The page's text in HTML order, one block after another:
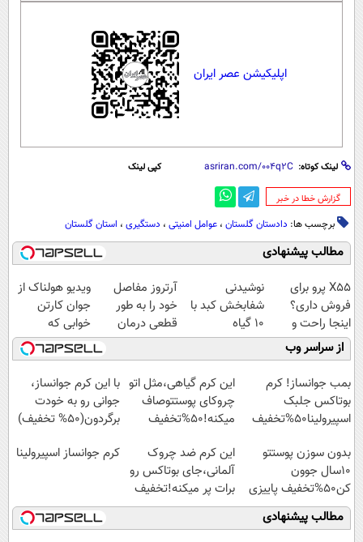
اپلیکیشن عصر ایران
لینک کوتاه: کپی لینک
‌گزارش خطا در خبر
برچسب ها: دادستان گلستان ، عوامل امنیتی ، دستگیری ، استان گلستان
مطالب پیشنهادی
X55 پرو برای
فروش داری؟
اینجا راحت و
سریع بفروشش
نوشیدنی
شفابخش کبد با
10 گیاه
موثر(تخفیف تا
امشب)
آرتروز مفاصل
خود را به طور
قطعی درمان
کنید!
◗پرسش‌نامه◖
ویدیو هولناک از
جوان کارتن
خوابی که
میلیاردر شد.
آموزش رایگان
از سراسر وب
بمب جوانساز! کرم
بوتاکس جلبک
اسپیرولینا50%تخفیف
این کرم گیاهی،مثل اتو
چروکای پوستتوصاف
میکنه!50%تخفیف
با این کرم جوانساز،
جوانی رو به خودت
برگردون(50% تخفیف)
بدون سوزن پوستتو
10سال جوون
کن50%تخفیف پاییزی
این کرم ضد چروک
آلمانی،جای بوتاکس رو
برات پر میکنه!تخفیف
تا امشب
کرم جوانساز اسپیرولینا
مطالب پیشنهادی